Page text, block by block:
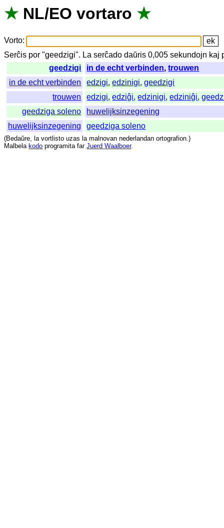
★ NL/EO vortaro ★
Vorto:
Serĉis por "geedzigi". La serĉado daŭris 0,005sekundojn kaj
geedzigi
in de echt verbinden,trouwen
in de echt verbinden
edzigi,edzinigi,geedzigi
trouwen
edzigi,edziĝi,edzinigi,edziniĝi,
geedziga soleno
huwelijksinzegening
huwelijksinzegening
geedziga soleno
(Bedaŭre, la vortlisto uzas la malnovan nederlandan ortografion.)
Malbela kodo programita far Juerd Waalboer.